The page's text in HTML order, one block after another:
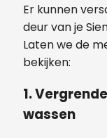
Er kunnen
deur van je
Laten we de
bekijken:
1.
wassen